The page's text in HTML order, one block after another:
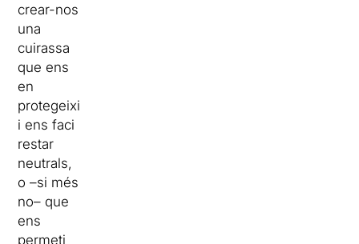
crear-nos
una
cuirassa
que ens
en
protegeixi
i ens faci
restar
neutrals,
o –si més
no– que
ens
permeti